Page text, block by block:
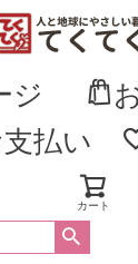
ジ
払い
カート